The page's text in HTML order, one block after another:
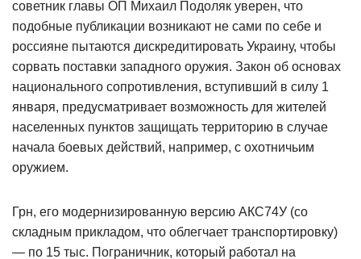
советник главы ОП Михаил Подоляк уверен, что
подобные публикации возникают не сами по себе и
россияне пытаются дискредитировать Украину, чтобы
сорвать поставки западного оружия. Закон об основах
национального сопротивления, вступивший в силу 1
января, предусматривает возможность для жителей
населенных пунктов защищать территорию в случае
начала боевых действий, например, с охотничьим
оружием.
Грн, его модернизированную версию АКС74У (со
складным прикладом, что облегчает транспортировку)
— по 15 тыс. Пограничник, который работал на